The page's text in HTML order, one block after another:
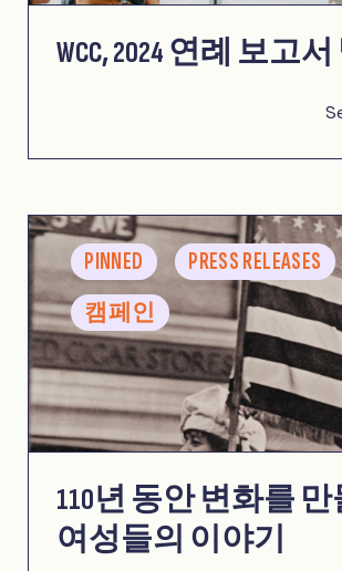
WCC, 2024 연례 보고
PINNED
PRESS RELEASES
캠페인
110년 동안 변화를
여성들의 이야기